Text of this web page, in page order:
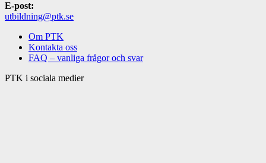
E-post:
utbildning@ptk.se
Om PTK
Kontakta oss
FAQ – vanliga frågor och svar
PTK i sociala medier